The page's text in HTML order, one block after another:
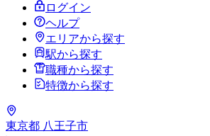
ログイン
ヘルプ
エリアから探す
駅から探す
職種から探す
特徴から探す
東京都 八王子市